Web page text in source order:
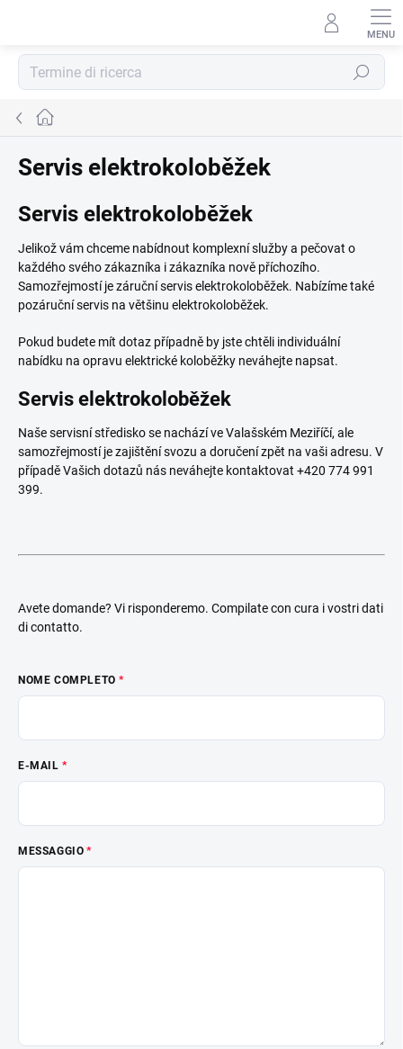
Ricerca
Casa
Servis elektrokoloběžek
Servis elektrokoloběžek
Jelikož vám chceme nabídnout komplexní služby a pečovat o
každého svého zákazníka i zákazníka nově příchozího.
Samozřejmostí je záruční servis elektrokoloběžek. Nabízíme také
pozáruční servis na většinu elektrokoloběžek.
Pokud budete mít dotaz případně by jste chtěli individuální
nabídku na opravu elektrické koloběžky neváhejte napsat.
Servis elektrokoloběžek
Naše servisní středisko se nachází ve Valašském Meziříčí, ale
samozřejmostí je zajištění svozu a doručení zpět na vaši adresu. V
případě Vašich dotazů nás neváhejte kontaktovat +420 774 991
399.
Avete domande? Vi risponderemo. Compilate con cura i vostri dati
di contatto.
NOME COMPLETO
E-MAIL
MESSAGGIO